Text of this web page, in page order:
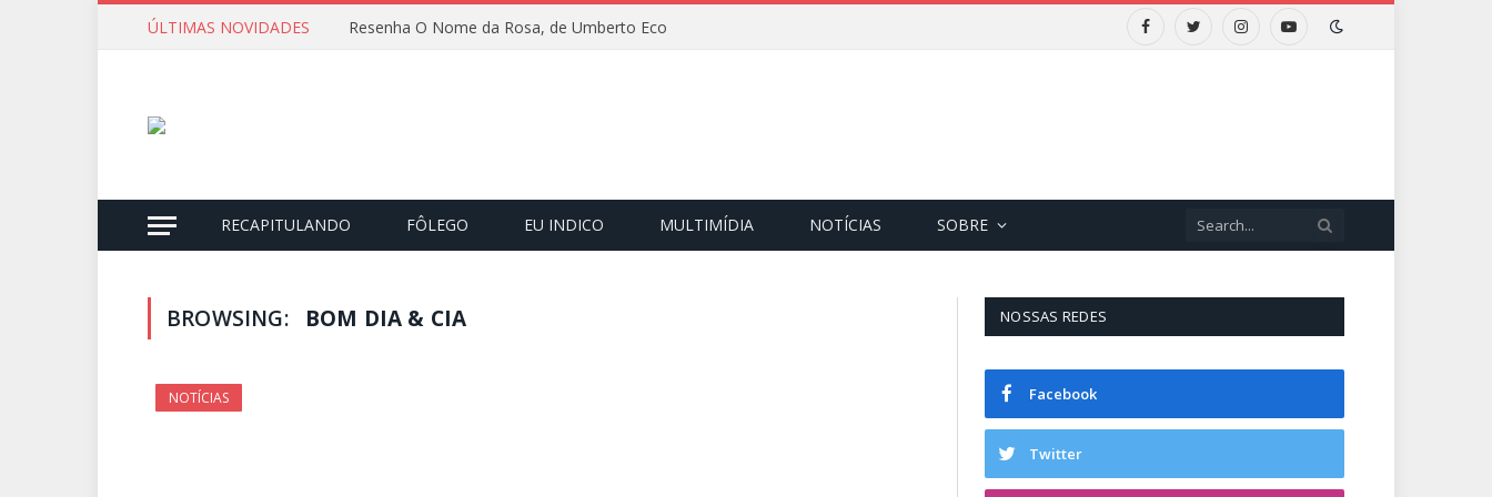
ÚLTIMAS NOVIDADES Resenha O Nome da Rosa, de Umberto Eco FacebookTwitterInstagramYouTube
RECAPITULANDO FÔLEGO EU INDICO MULTIMÍDIA NOTÍCIAS SOBRE
BROWSING: BOM DIA & CIA
NOTÍCIAS
NOSSAS REDES
Facebook
Twitter